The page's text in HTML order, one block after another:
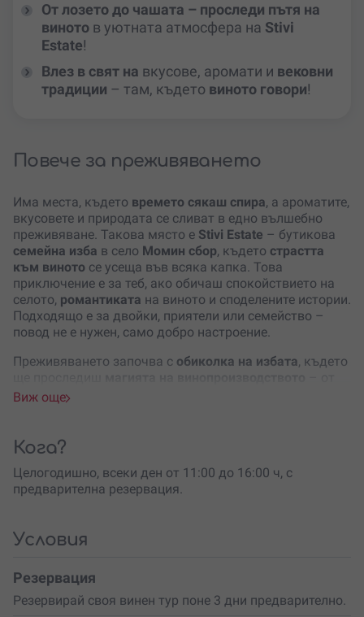
От лозето до чашата – проследи пътя на
виното в уютната атмосфера на Stivi
Estate!
Влез в свят на вкусове, аромати и вековни
традиции – там, където виното говори!
Повече за преживяването
Има места, където времето сякаш спира, а ароматите,
вкусовете и природата се сливат в едно вълшебно
преживяване. Такова място е Stivi Estate – бутикова
семейна изба в село Момин сбор, където страстта
към виното се усеща във всяка капка. Това
приключение е за теб, ако обичаш спокойствието на
селото, романтиката на виното и споделените истории.
Подходящо е за двойки, приятели или семействo –
повод не е нужен, само добро настроение.
Преживяването започва с обиколка на избата, където
първата ферментация до бутилирането. Ще научиш
изключителен характер на някои от вината в избата.
Следванай-приятната част – дегустация на 7
специално подбрани вина, съчетани с домашно
капацитет до 20 души
остава дълго след последната глътка.
Преживяването продължава около два часа и
Виж още
Кога?
Целогодишно, всеки ден от 11:00 до 16:00 ч, с
предварителна резервация.
Условия
Резервация
Резервирай своя винен тур поне 3 дни предварително.